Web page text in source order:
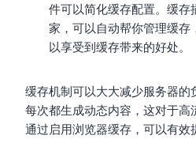
件可以简化缓存配置。缓存
家，可以自动帮你管理缓
以享受到缓存带来的好处。
缓存机制可以大大减少服务器
每次都生成动态内容，这对于高
通过启用浏览器缓存，可以有效